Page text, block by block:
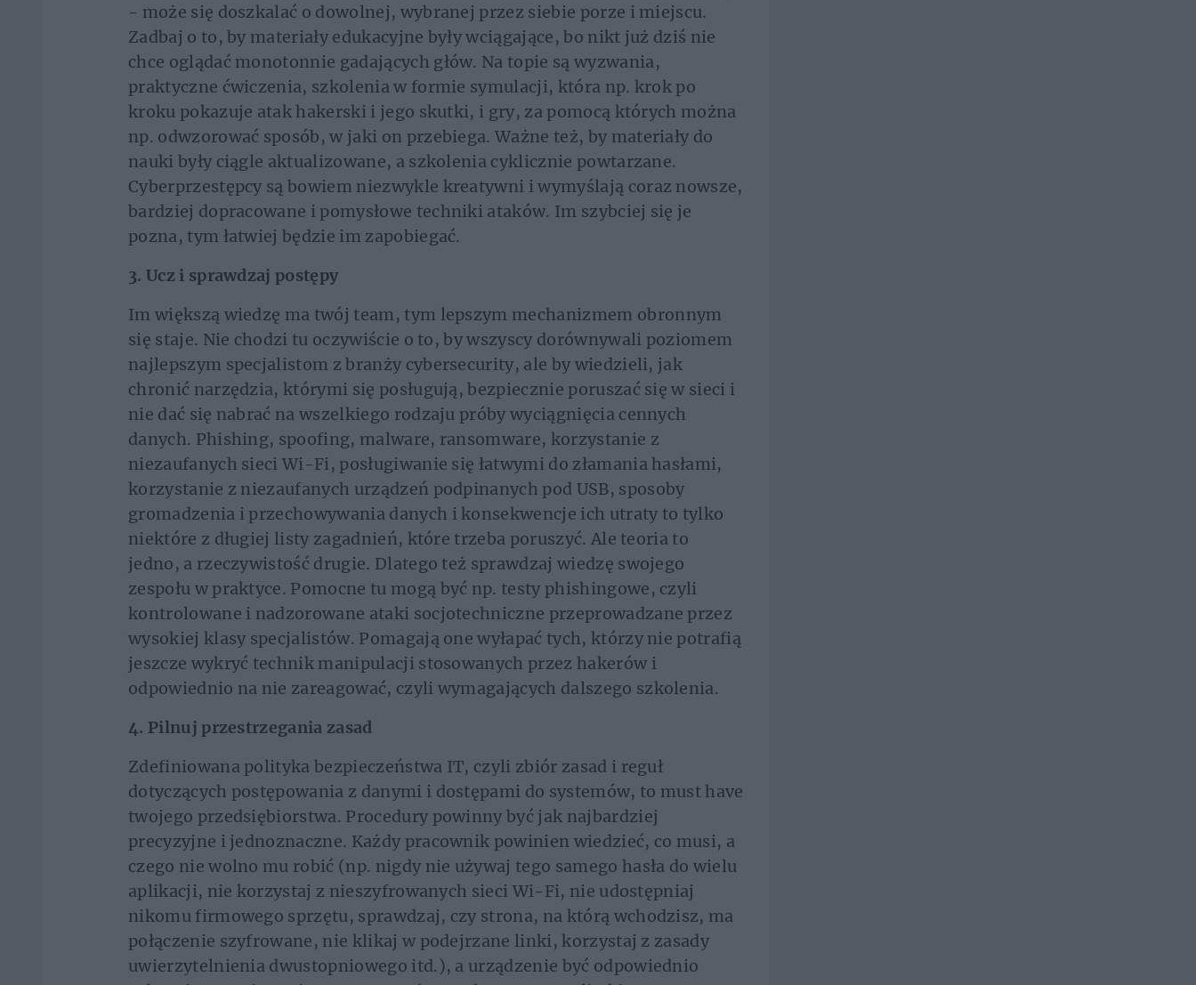
- może się doszkalać o dowolnej, wybranej przez siebie porze i miejscu.
Zadbaj o to, by materiały edukacyjne były wciągające, bo nikt już dziś nie
chce oglądać monotonnie gadających głów. Na topie są wyzwania,
praktyczne ćwiczenia, szkolenia w formie symulacji, która np. krok po
kroku pokazuje atak hakerski i jego skutki, i gry, za pomocą których można
np. odwzorować sposób, w jaki on przebiega. Ważne też, by materiały do
nauki były ciągle aktualizowane, a szkolenia cyklicznie powtarzane.
Cyberprzestępcy są bowiem niezwykle kreatywni i wymyślają coraz nowsze,
bardziej dopracowane i pomysłowe techniki ataków. Im szybciej się je
pozna, tym łatwiej będzie im zapobiegać.
3. Ucz i sprawdzaj postępy
Im większą wiedzę ma twój team, tym lepszym mechanizmem obronnym
się staje. Nie chodzi tu oczywiście o to, by wszyscy dorównywali poziomem
najlepszym specjalistom z branży cybersecurity, ale by wiedzieli, jak
chronić narzędzia, którymi się posługują, bezpiecznie poruszać się w sieci i
nie dać się nabrać na wszelkiego rodzaju próby wyciągnięcia cennych
danych. Phishing, spoofing, malware, ransomware, korzystanie z
niezaufanych sieci Wi-Fi, posługiwanie się łatwymi do złamania hasłami,
korzystanie z niezaufanych urządzeń podpinanych pod USB, sposoby
gromadzenia i przechowywania danych i konsekwencje ich utraty to tylko
niektóre z długiej listy zagadnień, które trzeba poruszyć. Ale teoria to
jedno, a rzeczywistość drugie. Dlatego też sprawdzaj wiedzę swojego
zespołu w praktyce. Pomocne tu mogą być np. testy phishingowe, czyli
kontrolowane i nadzorowane ataki socjotechniczne przeprowadzane przez
wysokiej klasy specjalistów. Pomagają one wyłapać tych, którzy nie potrafią
jeszcze wykryć technik manipulacji stosowanych przez hakerów i
odpowiednio na nie zareagować, czyli wymagających dalszego szkolenia.
4. Pilnuj przestrzegania zasad
Zdefiniowana polityka bezpieczeństwa IT, czyli zbiór zasad i reguł
dotyczących postępowania z danymi i dostępami do systemów, to must have
twojego przedsiębiorstwa. Procedury powinny być jak najbardziej
precyzyjne i jednoznaczne. Każdy pracownik powinien wiedzieć, co musi, a
czego nie wolno mu robić (np. nigdy nie używaj tego samego hasła do wielu
aplikacji, nie korzystaj z nieszyfrowanych sieci Wi-Fi, nie udostępniaj
nikomu firmowego sprzętu, sprawdzaj, czy strona, na którą wchodzisz, ma
połączenie szyfrowane, nie klikaj w podejrzane linki, korzystaj z zasady
uwierzytelnienia dwustopniowego itd.), a urządzenie być odpowiednio